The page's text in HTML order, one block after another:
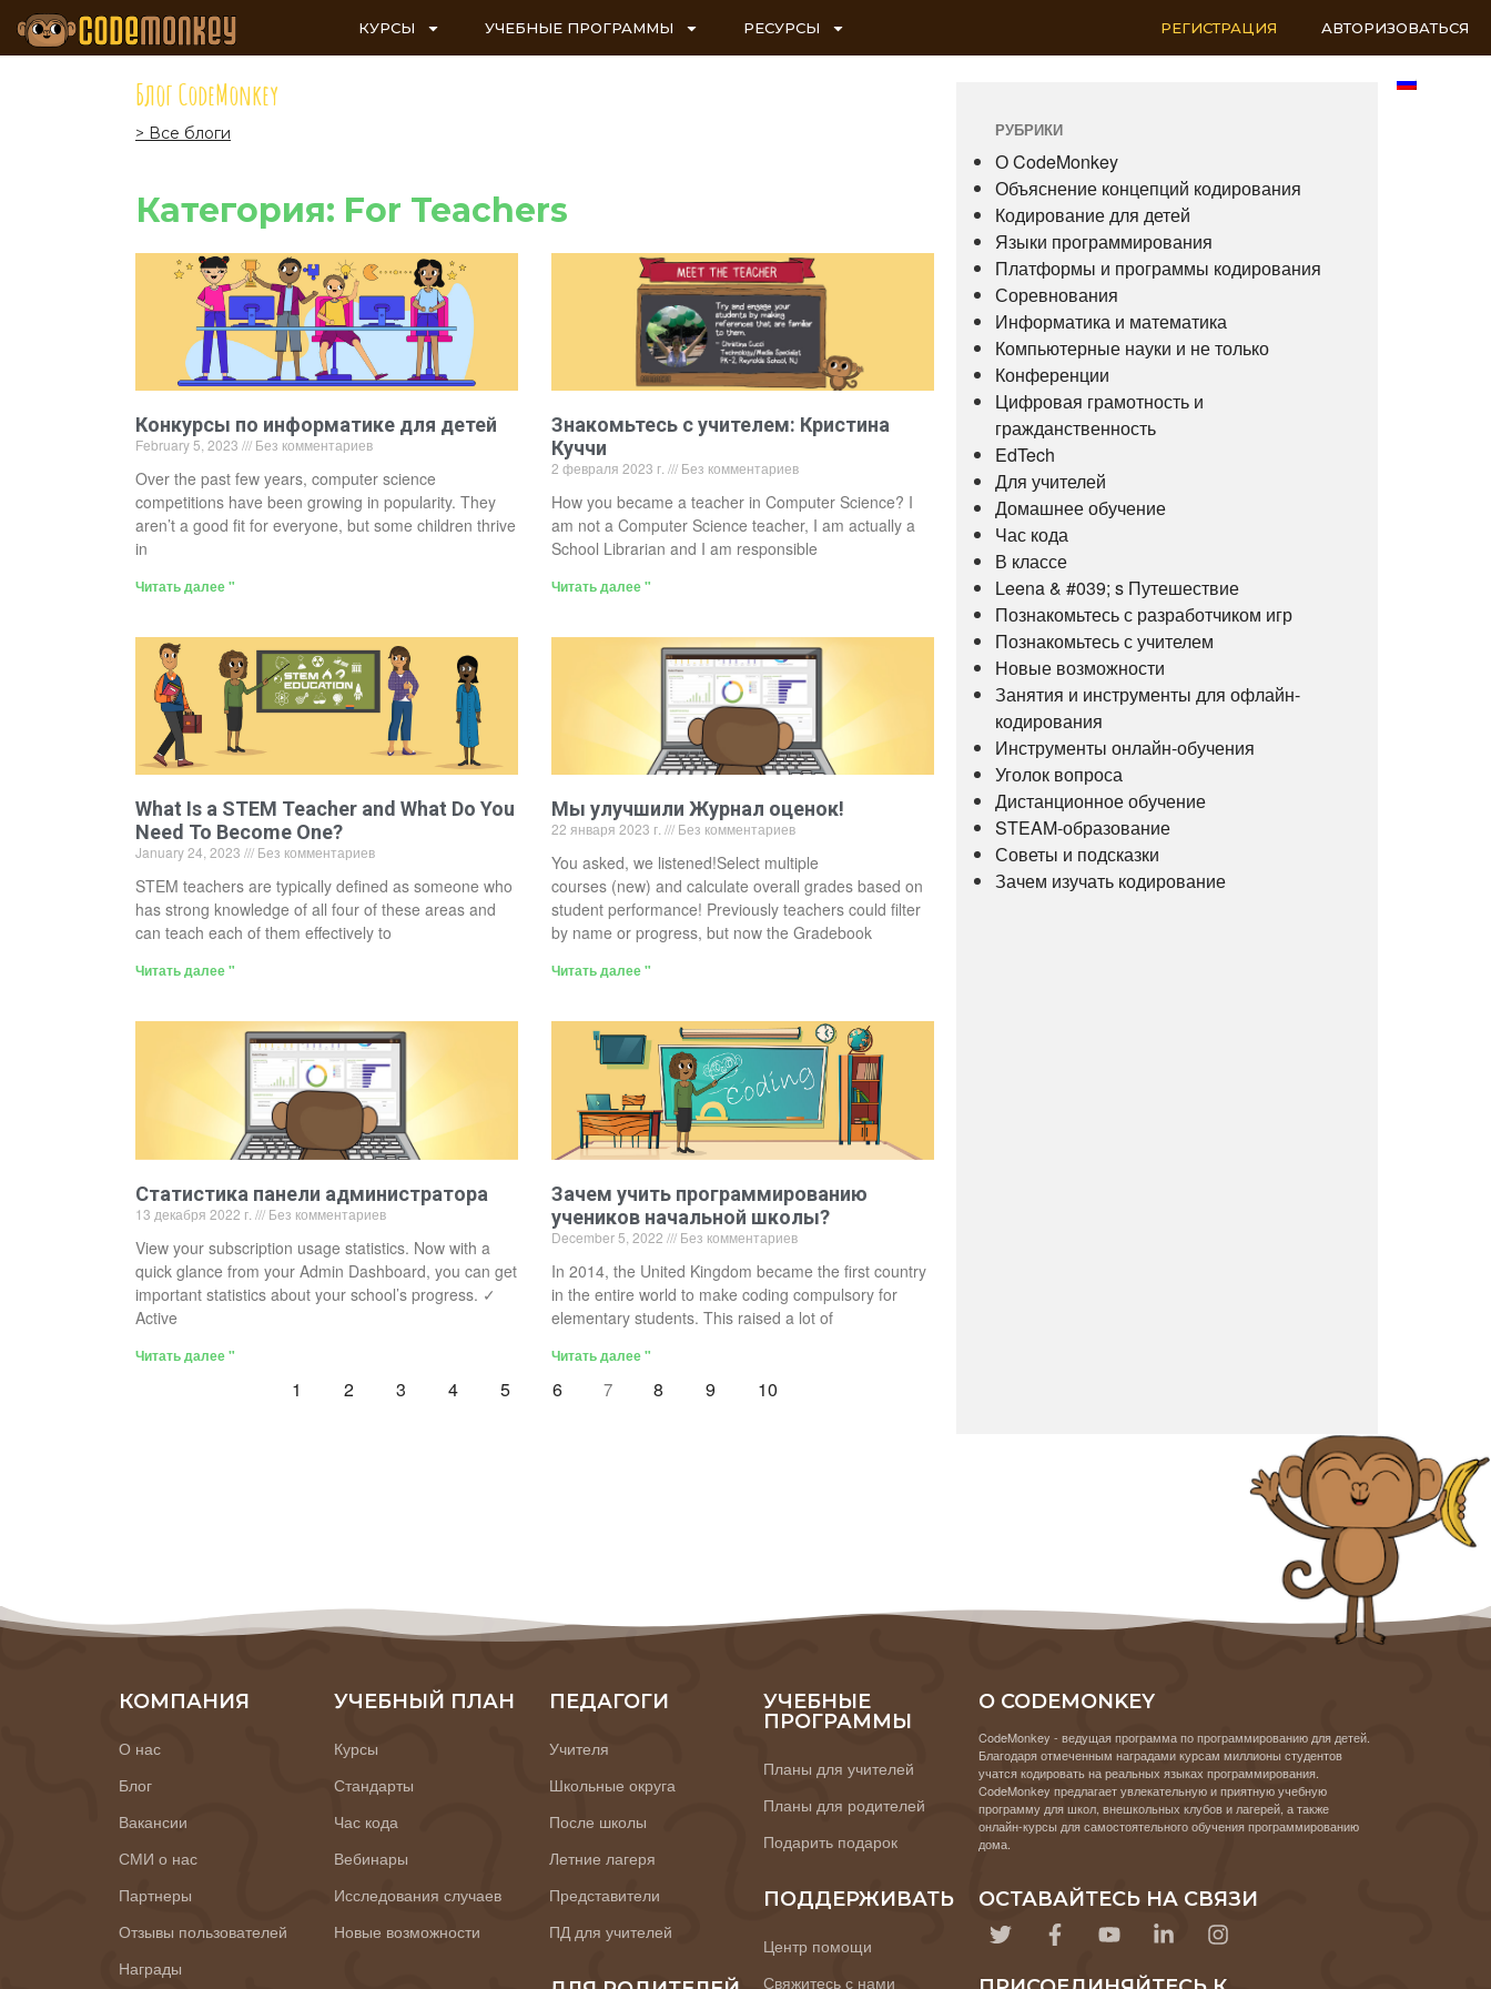
КУРСЫ УЧЕБНЫЕ ПРОГРАММЫ РЕСУРСЫ РЕГИСТРАЦИЯ АВТОРИЗОВАТЬСЯ
Блог CodeMonkey
> Все блоги
Категория: For Teachers
Конкурсы по информатике для детей
February 5, 2023 Без комментариев
Over the past few years, computer science
competitions have been growing in popularity. They
aren’t a good fit for everyone, but some children thrive
in
Читать далее "
Знакомьтесь с учителем: Кристина
Куччи
2 февраля 2023 г. Без комментариев
How you became a teacher in Computer Science? I
am not a Computer Science teacher, I am actually a
School Librarian and I am responsible
Читать далее "
What Is a STEM Teacher and What Do You
Need To Become One?
January 24, 2023 Без комментариев
STEM teachers are typically defined as someone who
has strong knowledge of all four of these areas and
can teach each of them effectively to
Читать далее "
Мы улучшили Журнал оценок!
22 января 2023 г. Без комментариев
You asked, we listened!Select multiple
courses (new) and calculate overall grades based on
student performance! Previously teachers could filter
by name or progress, but now the Gradebook
Читать далее "
Статистика панели администратора
13 декабря 2022 г. Без комментариев
View your subscription usage statistics. Now with a
quick glance from your Admin Dashboard, you can get
important statistics about your school’s progress. ✓
Active
Читать далее "
Зачем учить программированию
учеников начальной школы?
December 5, 2022 Без комментариев
In 2014, the United Kingdom became the first country
in the entire world to make coding compulsory for
elementary students. This raised a lot of
Читать далее "
1 2 3 4 5 6 7 8 9 10
РУБРИКИ
О CodeMonkey
Объяснение концепций кодирования
Кодирование для детей
Языки программирования
Платформы и программы кодирования
Соревнования
Информатика и математика
Компьютерные науки и не только
Конференции
Цифровая грамотность и
гражданственность
EdTech
Для учителей
Домашнее обучение
Час кода
В классе
Leena & #039; s Путешествие
Познакомьтесь с разработчиком игр
Познакомьтесь с учителем
Новые возможности
Занятия и инструменты для офлайн-
кодирования
Инструменты онлайн-обучения
Уголок вопроса
Дистанционное обучение
STEAM-образование
Советы и подсказки
Зачем изучать кодирование
КОМПАНИЯ
О нас
Блог
Вакансии
СМИ о нас
Партнеры
Отзывы пользователей
Награды
УЧЕБНЫЙ ПЛАН
Курсы
Стандарты
Час кода
Вебинары
Исследования случаев
Новые возможности
ПЕДАГОГИ
Учителя
Школьные округа
После школы
Летние лагеря
Представители
ПД для учителей
УЧЕБНЫЕ
ПРОГРАММЫ
Планы для учителей
Планы для родителей
Подарить подарок
ПОДДЕРЖИВАТЬ
Центр помощи
Свяжитесь с нами
О CODEMONKEY
CodeMonkey - ведущая программа по программированию для детей.
Благодаря отмеченным наградами курсам миллионы студентов
учатся кодировать на реальных языках программирования.
CodeMonkey предлагает увлекательную и приятную учебную
программу для школ, внешкольных клубов и лагерей, а также
онлайн-курсы для самостоятельного обучения программированию
дома.
ОСТАВАЙТЕСЬ НА СВЯЗИ